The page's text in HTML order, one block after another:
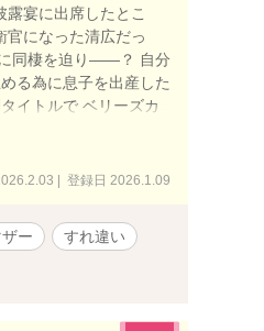
宴に出席したとこ
官になった清広だっ
同棲を迫り――？ 自分
る為に息子を出産した
イトルで ベリーズカ
| 登録日 2026.1.09
ー
すれ違い